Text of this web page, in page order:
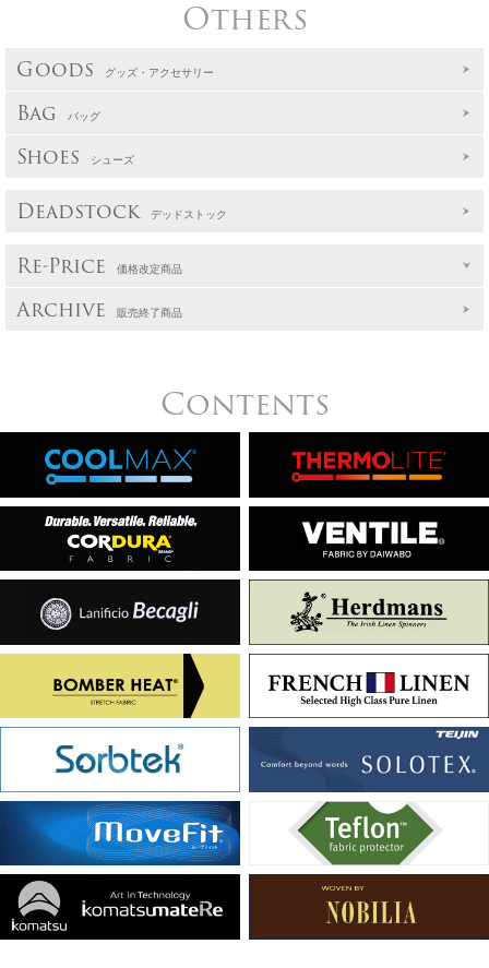
Others
Goods グッズ・アクセサリー
Bag バッグ
Shoes シューズ
Deadstock デッドストック
Re-Price 価格改定商品
Archive 販売終了商品
Contents